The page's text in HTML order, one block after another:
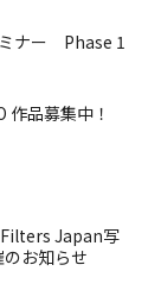
ナー Phase 1
作品募集中！
Japan写
お知らせ